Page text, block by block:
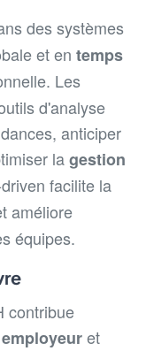
des systèmes
et en temps
Les
d'analyse
anticiper
lagestion
facilite la
améliore
équipes.
contribue
et